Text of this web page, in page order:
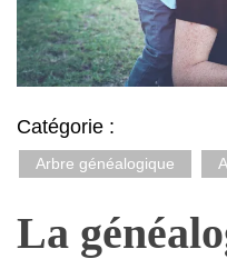
Catégorie :
Arbre généalogique
La